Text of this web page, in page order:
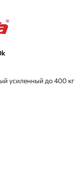
усиленный до 400 кг